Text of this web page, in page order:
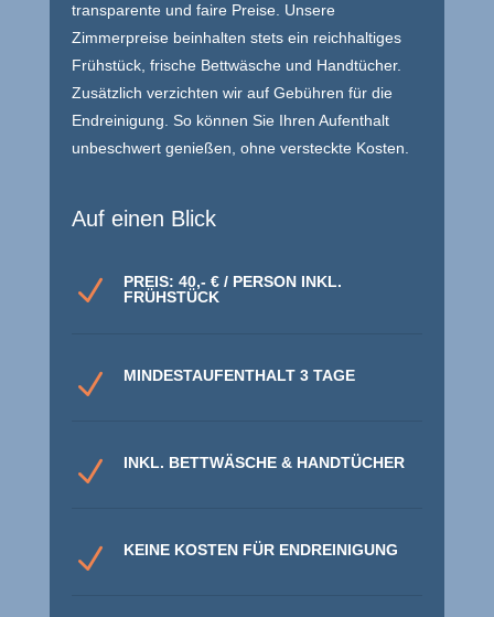
transparente und faire Preise. Unsere
Zimmerpreise beinhalten stets ein reichhaltiges
Frühstück, frische Bettwäsche und Handtücher.
Zusätzlich verzichten wir auf Gebühren für die
Endreinigung. So können Sie Ihren Aufenthalt
unbeschwert genießen, ohne versteckte Kosten.
Auf einen Blick
N
PREIS: 40,- € / PERSON INKL.
FRÜHSTÜCK
N MINDESTAUFENTHALT 3 TAGE
N INKL. BETTWÄSCHE & HANDTÜCHER
N KEINE KOSTEN FÜR ENDREINIGUNG